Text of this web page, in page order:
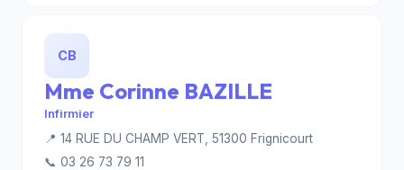
CB
Mme Corinne BAZILLE
Infirmier
📍 14 RUE DU CHAMP VERT, 51300 Frignicourt
📞 03 26 73 79 11